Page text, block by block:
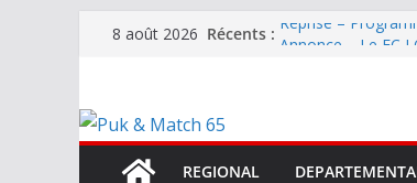
Passer8 août 2026 Récents : Reprise –
terrain
REGIONAL